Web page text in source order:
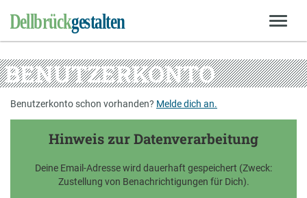
BENUTZERKONTO
Benutzerkonto schon vorhanden? Melde dich an.
Hinweis zur Datenverarbeitung
Deine Email-Adresse wird dauerhaft gespeichert (Zweck:
Zustellung von Benachrichtigungen für Dich).